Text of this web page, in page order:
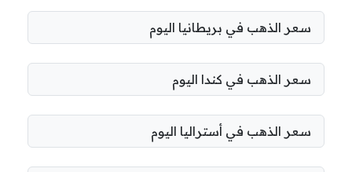
سعر الذهب في بريطانيا اليوم
سعر الذهب في كندا اليوم
سعر الذهب في أستراليا اليوم